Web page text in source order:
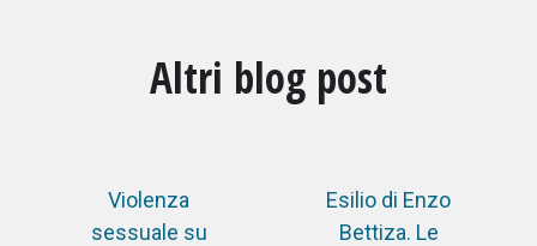
Altri blog post
Violenza
sessuale su
Esilio di Enzo
Bettiza. Le